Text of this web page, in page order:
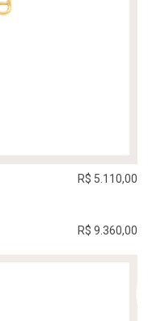
R$ 5.110,00
R$ 9.360,00